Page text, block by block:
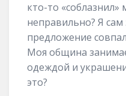
кто-то «соблазнил»
неправильно? Я сам
предложение
Моя община
одеждой и
это?